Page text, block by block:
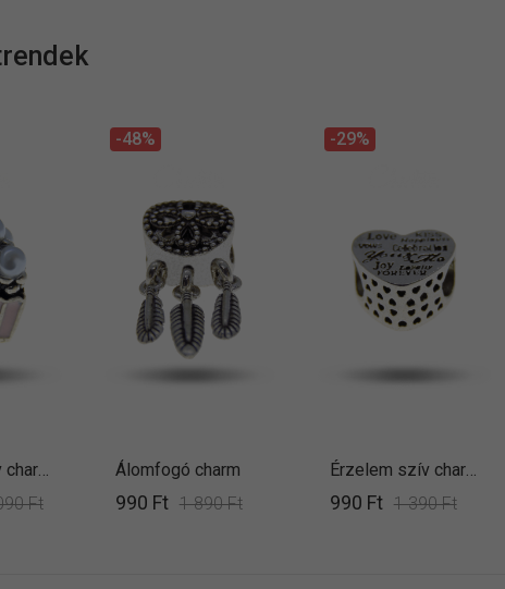
Popcorn szív charm
Ft
-48%
Álomfogó charm
990 Ft 1 890 Ft
-29%
Érzelem szív charm
990 Ft 1 390 Ft